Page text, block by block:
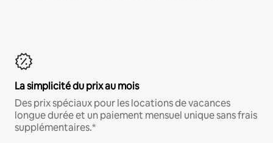
La simplicité du prix au mois
Des prix spéciaux pour les locations de vacances
longue durée et un paiement mensuel unique sans frais
supplémentaires.*